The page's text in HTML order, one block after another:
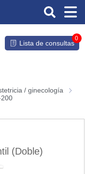
Lista de consultas
0
/ ginecología
200
(Doble)